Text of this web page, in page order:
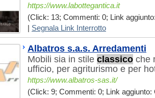
https://www.labottegantica.it
(Click: 13; Commenti: 0; Link
Segnala Link Interrotto
Albatros s.a.s. Arredamenti
Mobili sia in stile classico che
ufficio, per agriturismo e per
https://www.albatros-sas.it/
(Click: 9; Commenti: 0; Link aggiunto: